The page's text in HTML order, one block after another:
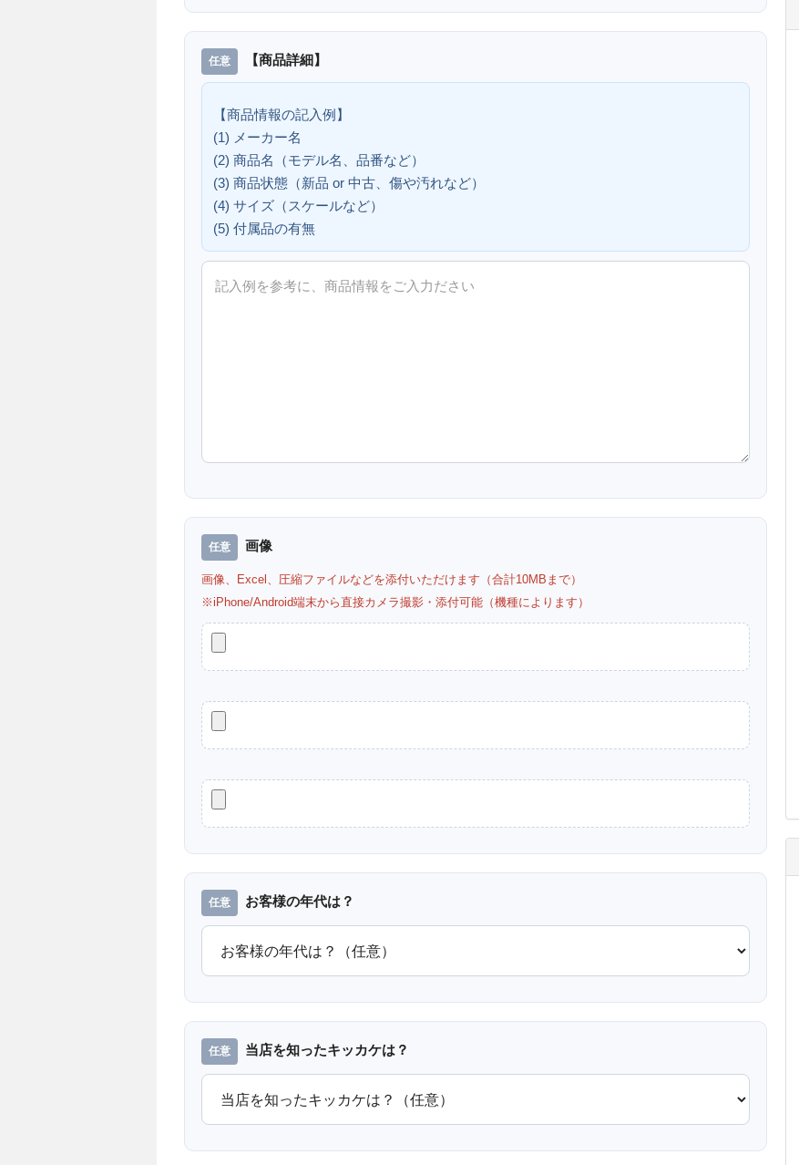
【商品詳細】
【商品情報の記入例】
(1) メーカー名
(2) 商品名（モデル名、品番など）
(3) 商品状態（新品 or 中古、傷や汚れなど）
(4) サイズ（スケールなど）
(5) 付属品の有無
画像
画像、Excel、圧縮ファイルなどを添付いただけます（合計10MBまで）
※iPhone/Android端末から直接カメラ撮影・添付可能（機種によります）
お客様の年代は？
当店を知ったキッカケは？